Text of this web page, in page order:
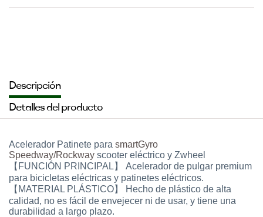
Descripción
Detalles del producto
Acelerador Patinete para smartGyro
Speedway/Rockway scooter eléctrico y Zwheel
【FUNCIÓN PRINCIPAL】 Acelerador de pulgar premium
para bicicletas eléctricas y patinetes eléctricos.
【MATERIAL PLÁSTICO】 Hecho de plástico de alta
calidad, no es fácil de envejecer ni de usar, y tiene una
durabilidad a largo plazo.